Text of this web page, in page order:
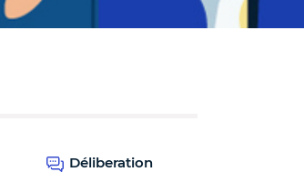
Déliberation